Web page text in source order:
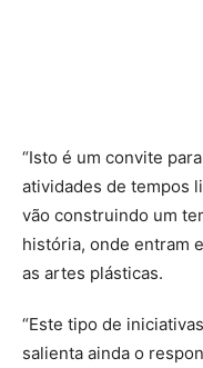
“Isto é um convite
atividades de tempos
vão construindo um
história, onde entram
as artes plásticas.
“Este tipo de
salienta ainda o